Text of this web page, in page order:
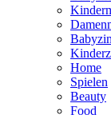
Home
Spielen
Beauty
Food